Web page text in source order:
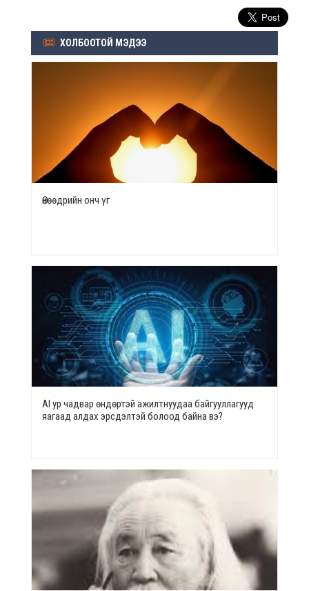
ХОЛБООТОЙ МЭДЭЭ
Өнөөдрийн онч үг
AI ур чадвар өндөртэй ажилтнуудаа байгууллагууд
яагаад алдах эрсдэлтэй болоод байна вэ?